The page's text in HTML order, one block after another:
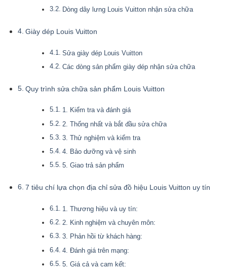
Dòng dây lưng Louis Vuitton nhận sửa chữa
Giày dép Louis Vuitton
Sửa giày dép Louis Vuitton
Các dòng sản phẩm giày dép nhận sửa chữa
Quy trình sửa chữa sản phẩm Louis Vuitton
1. Kiểm tra và đánh giá
2. Thống nhất và bắt đầu sửa chữa
3. Thử nghiệm và kiểm tra
4. Bảo dưỡng và vệ sinh
5. Giao trả sản phẩm
7 tiêu chí lựa chọn địa chỉ sửa đồ hiệu Louis Vuitton uy tín
1. Thương hiệu và uy tín:
2. Kinh nghiệm và chuyên môn:
3. Phản hồi từ khách hàng:
4. Đánh giá trên mạng:
5. Giá cả và cam kết: